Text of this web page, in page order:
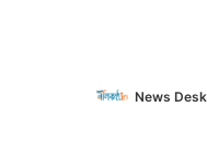
News Desk